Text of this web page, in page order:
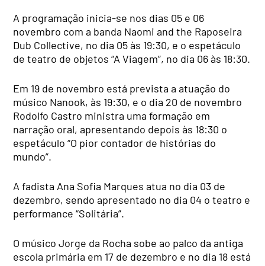
A programação inicia-se nos dias 05 e 06
novembro com a banda Naomi and the Raposeira
Dub Collective, no dia 05 às 19:30, e o espetáculo
de teatro de objetos “A Viagem”, no dia 06 às 18:30.
Em 19 de novembro está prevista a atuação do
músico Nanook, às 19:30, e o dia 20 de novembro
Rodolfo Castro ministra uma formação em
narração oral, apresentando depois às 18:30 o
espetáculo “O pior contador de histórias do
mundo”.
A fadista Ana Sofia Marques atua no dia 03 de
dezembro, sendo apresentado no dia 04 o teatro e
performance “Solitária”.
O músico Jorge da Rocha sobe ao palco da antiga
escola primária em 17 de dezembro e no dia 18 está